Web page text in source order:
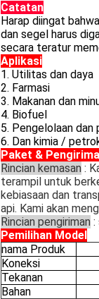
Catatan
Harap diingat
dan segel harus
secara teratur
Aplikasi
1. Utilitas dan daya
2. Farmasi
3. Makanan dan
4. Biofuel
5. Pengelolaan dan
6. Dan kimia /
Paket &
Rincian kemasan :
terampil untuk
kebiasaan dan
api. Kami akan
Rincian pengiriman :
Pemilihan Model
nama Produk
Koneksi
Tekanan
Bahan